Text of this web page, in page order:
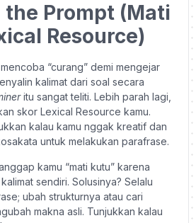
the Prompt (Mati
Resource)
“curang” demi mengejar
kalimat dari soal secara
itu sangat teliti. Lebih parah lagi,
skor Lexical Resource kamu.
kalau kamu nggak kreatif dan
untuk melakukan parafrase.
kamu “mati kutu” karena
sendiri. Solusinya? Selalu
ubah strukturnya atau cari
makna asli. Tunjukkan kalau